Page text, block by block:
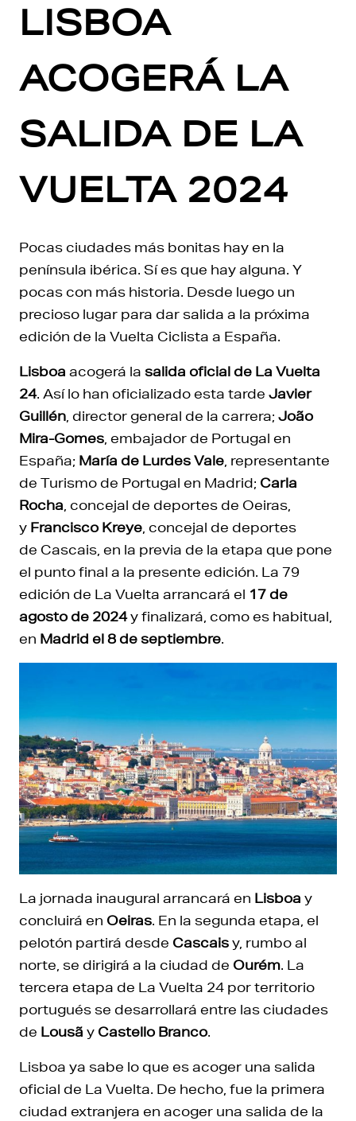
LISBOA
ACOGERÁ LA
SALIDA DE LA
VUELTA 2024
Pocas ciudades más bonitas hay en la
península ibérica. Sí es que hay alguna. Y
pocas con más historia. Desde luego un
precioso lugar para dar salida a la próxima
edición de la Vuelta Ciclista a España.
Lisboa acogerá la salida oficial de La Vuelta
24. Así lo han oficializado esta tarde Javier
Guillén , director general de la carrera; João
Mira-Gomes , embajador de Portugal en
España; María de Lurdes Vale , representante
de Turismo de Portugal en Madrid; Carla
Rocha , concejal de deportes de Oeiras,
y Francisco Kreye , concejal de deportes
de Cascais, en la previa de la etapa que pone
el punto final a la presente edición. La 79
edición de La Vuelta arrancará el 17 de
agosto de 2024y finalizará, como es habitual,
en Madrid el 8 de septiembre.
La jornada inaugural arrancará en Lisboa y
concluirá en Oeiras. En la segunda etapa, el
pelotón partirá desde Cascaisy, rumbo al
norte, se dirigirá a la ciudad de Ourém. La
tercera etapa de La Vuelta 24 por territorio
portugués se desarrollará entre las ciudades
de Lousã y Castello Branco.
Lisboa ya sabe lo que es acoger una salida
oficial de La Vuelta. De hecho, fue la primera
ciudad extranjera en acoger una salida de la